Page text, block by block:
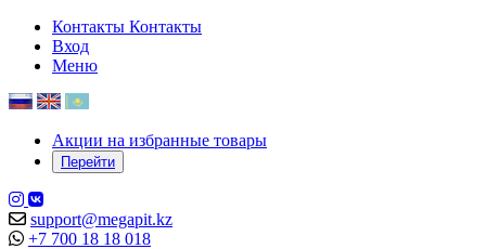
Контакты Контакты
Вход
Меню
Акции на избранные товары
Перейти
support@megapit.kz
+7 700 18 18 018